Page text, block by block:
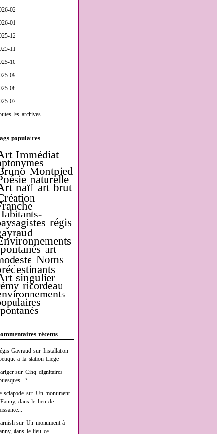
02
01
12
11
10
09
08
07
les archives
populaires
Immédiat
Montpied
naturelle
naïf art brut
régis
art
Noms
singulier
ricordeau
récents
Gayraud surInstallation
à la station Liège
surCinq dignitaires
sciapode surUn monument
dans le lieu de
surUn monument à
dans le lieu de